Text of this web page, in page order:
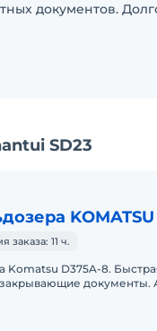
документов.
SD23
11 ч.
Komatsu D375A-8.